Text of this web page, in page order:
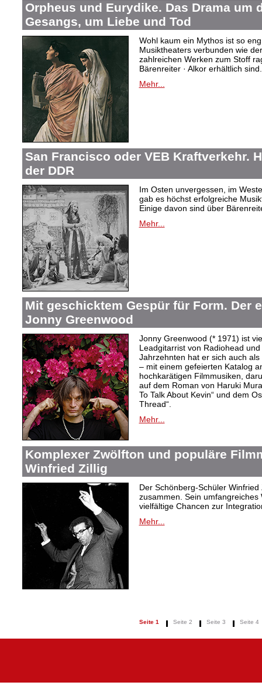
Orpheus und Eurydike. Das Drama um
Gesangs, um Liebe und Tod
Wohl kaum ein Mythos ist so
Musiktheaters verbunden wie
zahlreichen Werken zum Stoff
Bärenreiter · Alkor erhältlich sind.
Mehr...
San Francisco oder VEB Kraftverkehr.
der DDR
Im Osten unvergessen, im
gab es höchst erfolgreiche
Einige davon sind über
Mehr...
Mit geschicktem Gespür für Form. Der
Jonny Greenwood
Jonny Greenwood (* 1971) ist
Leadgitarrist von Radiohead
Jahrzehnten hat er sich auch
– mit einem gefeierten Katalog
hochkarätigen Filmmusiken,
auf dem Roman von Haruki
To Talk About Kevin“ und dem
Thread“.
Mehr...
Komplexer Zwölfton und populäre
Winfried Zillig
Der Schönberg-Schüler
zusammen. Sein
vielfältige Chancen zur
Mehr...
Seite 1 Seite 2 Seite 3 Seite 4